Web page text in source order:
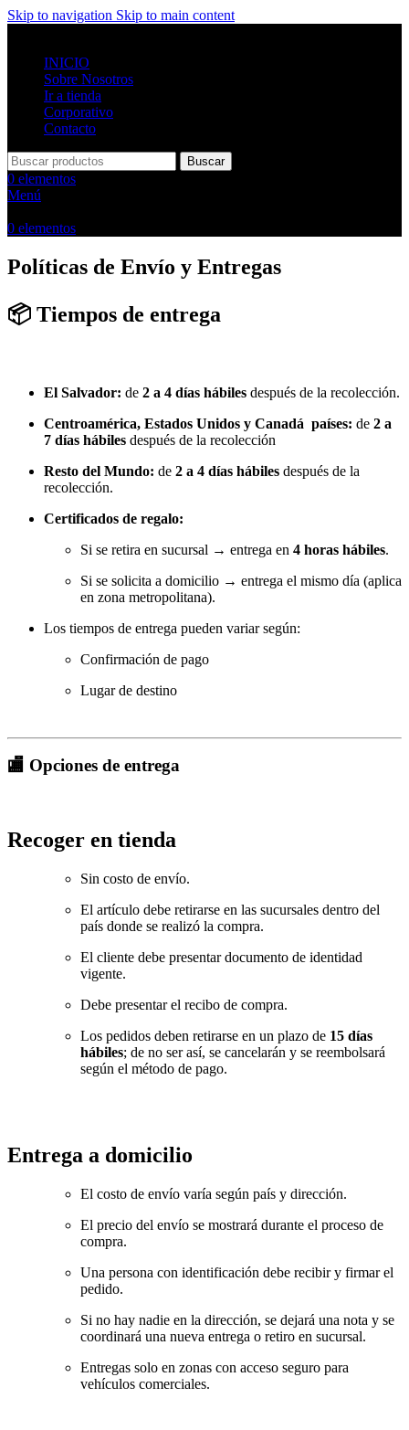
Skip to navigation Skip to main content
INICIO
Sobre Nosotros
Ir a tienda
Corporativo
Contacto
Buscar
0 elementos
Menú
0 elementos
Políticas de Envío y Entregas
📦 Tiempos de entrega
El Salvador: de 2 a 4 días hábiles después de la recolección.
Centroamérica, Estados Unidos y Canadá países: de 2 a
7 días hábiles después de la recolección
Resto del Mundo: de 2 a 4 días hábiles después de la
recolección.
Certificados de regalo:
Si se retira en sucursal → entrega en 4 horas hábiles.
Si se solicita a domicilio → entrega el mismo día (aplica
en zona metropolitana).
Los tiempos de entrega pueden variar según:
Confirmación de pago
Lugar de destino
🏬 Opciones de entrega
Recoger en tienda
Sin costo de envío.
El artículo debe retirarse en las sucursales dentro del
país donde se realizó la compra.
El cliente debe presentar documento de identidad
vigente.
Debe presentar el recibo de compra.
Los pedidos deben retirarse en un plazo de 15 días
hábiles; de no ser así, se cancelarán y se reembolsará
según el método de pago.
Entrega a domicilio
El costo de envío varía según país y dirección.
El precio del envío se mostrará durante el proceso de
compra.
Una persona con identificación debe recibir y firmar el
pedido.
Si no hay nadie en la dirección, se dejará una nota y se
coordinará una nueva entrega o retiro en sucursal.
Entregas solo en zonas con acceso seguro para
vehículos comerciales.